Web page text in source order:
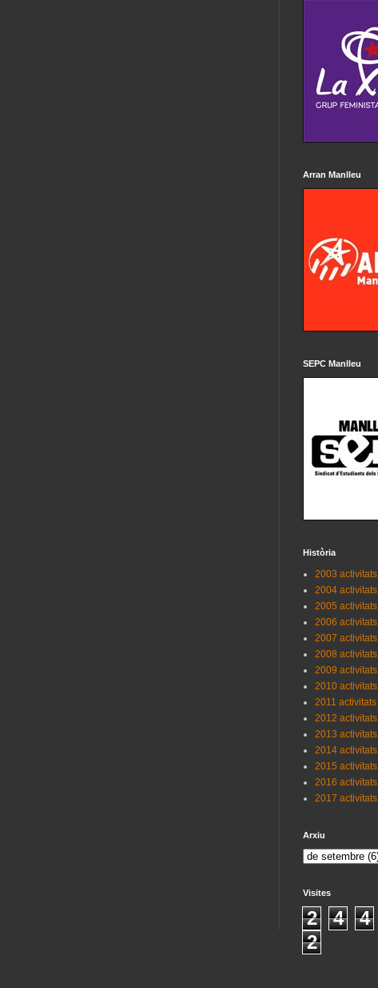
Arran Manlleu
SEPC Manlleu
Història
2003 activitats
2004 activitats
2005 activitats
2006 activitats
2007 activitats
2008 activitats
2009 activitats
2010 activitats
2011 activitats
2012 activitats
2013 activitats
2014 activitats
2015 activitats
2016 activitats
2017 activitats
Arxiu
Visites
2 4 4
2